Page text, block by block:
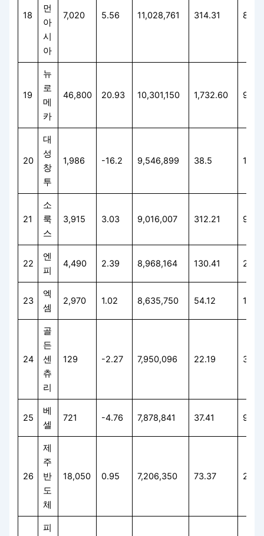
18
먼
아
시
아
7,020 5.56 11,028,761 314.31
19
뉴
로
메
카
46,800 20.93 10,301,150 1,732.60
20
대
성
창
투
1,986 -16.2 9,546,899 38.5
21
소
룩
스
3,915 3.03 9,016,007 312.21
22
엔
피
4,490 2.39 8,968,164 130.41
23
엑
셈
2,970 1.02 8,635,750 54.12
24
골
든
센
츄
리
129 -2.27 7,950,096 22.19
25
베
셀
721 -4.76 7,878,841 37.41
26
제
주
반
도
체
18,050 0.95 7,206,350 73.37
피